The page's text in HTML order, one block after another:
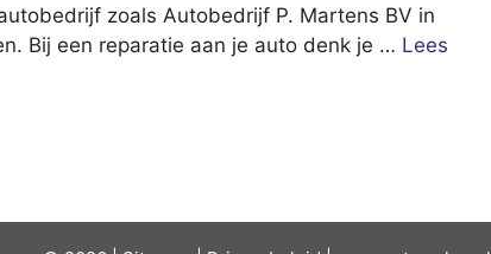
zoals Autobedrijf P. Martens BV in
Bij een reparatie aan je auto denk je … Lees